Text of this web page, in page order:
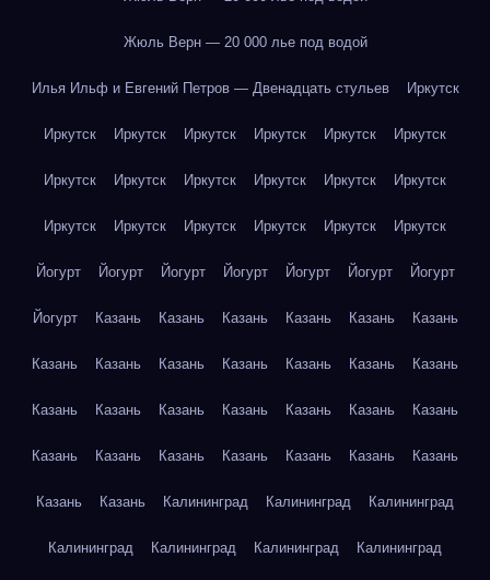
Жюль Верн — 20 000 лье под водой
Илья Ильф и Евгений Петров — Двенадцать стульев Иркутск
Иркутск Иркутск Иркутск Иркутск Иркутск Иркутск
Иркутск Иркутск Иркутск Иркутск Иркутск Иркутск
Иркутск Иркутск Иркутск Иркутск Иркутск Иркутск
Йогурт Йогурт Йогурт Йогурт Йогурт Йогурт Йогурт
Йогурт Казань Казань Казань Казань Казань Казань
Казань Казань Казань Казань Казань Казань Казань
Казань Казань Казань Казань Казань Казань Казань
Казань Казань Казань Казань Казань Казань Казань
Казань Казань Калининград Калининград Калининград
Калининград Калининград Калининград Калининград